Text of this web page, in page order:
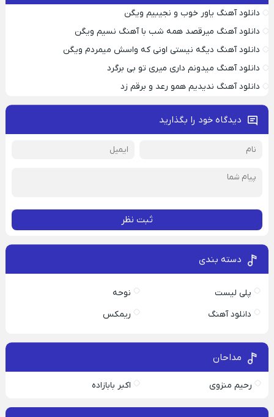
دانلود آهنگ یاور خوب و نجیبیم ویگن
دانلود آهنگ میرقصد همه شب با آهنگ نسیم ویگن
دانلود آهنگ دیگه نیستی اونی که واسش میمردم ویگن
دانلود آهنگ میدونم داری میری تو بی برگرد
دانلود آهنگ ندیدیم همو رعد و برقم زد
دیدگاه خود را بگذارید
ثبت نظر
دسته بندی
پلی لیست
نوحه
دانلود آهنگ
ریمکس
مداحان
رحیم منزوی اکبر بابازاده